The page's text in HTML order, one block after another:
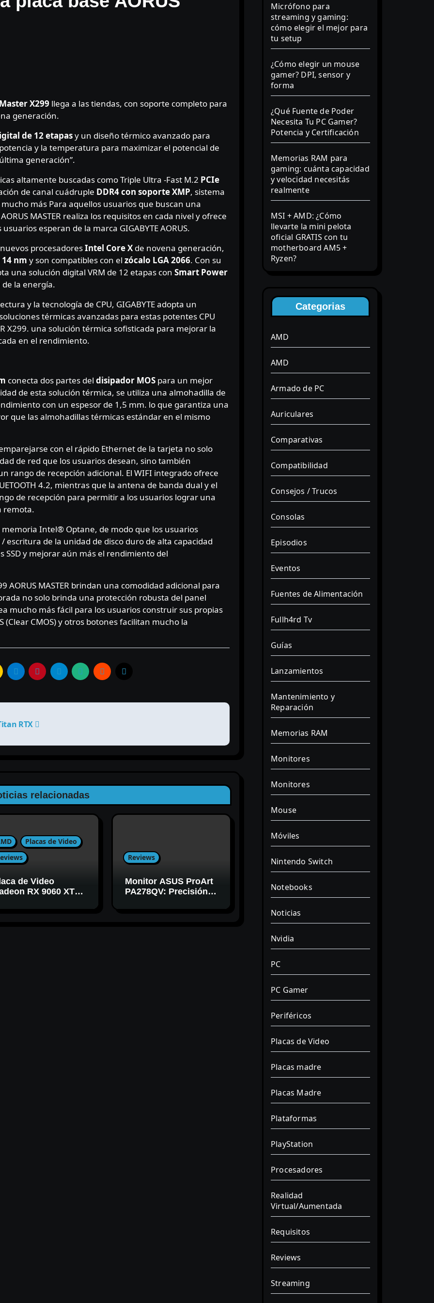
X299 llega a las tiendas, con soporte completo para
generación.
de 12 etapasy un diseño térmico avanzado para
y la temperatura para maximizar el potencial de
generación”.
altamente buscadas como Triple Ultra -Fast M.2 PCIe
de canal cuádruple DDR4 con soporte XMP, sistema
mucho más Para aquellos usuarios que buscan una
MASTER realiza los requisitos en cada nivel y ofrece
esperan de la marca GIGABYTE AORUS.
procesadoresIntel Core X de novena generación,
14 nm y son compatibles con el zócalo LGA 2066. Con su
una solución digital VRM de 12 etapas con Smart Power
la energía.
y la tecnología de CPU, GIGABYTE adopta un
térmicas avanzadas para estas potentes CPU
X299. una solución térmica sofisticada para mejorar la
en el rendimiento.
conecta dos partes del disipador MOS para un mejor
de esta solución térmica, se utiliza una almohadilla de
con un espesor de 1,5 mm. lo que garantiza una
que las almohadillas térmicas estándar en el mismo
con el rápido Ethernet de la tarjeta no solo
de red que los usuarios desean, sino también
rango de recepción adicional. El WIFI integrado ofrece
4.2, mientras que la antena de banda dual y el
de recepción para permitir a los usuarios lograr una
remota.
Intel® Optane, de modo que los usuarios
de la unidad de disco duro de alta capacidad
SSD y mejorar aún más el rendimiento del
AORUS MASTER brindan una comodidad adicional para
no solo brinda una protección robusta del panel
mucho más fácil para los usuarios construir sus propias
(Clear CMOS) y otros botones facilitan mucho la
RTX
relacionadas
Placas de Video
de Video
RX 9060 XT
AMD RDNA 4
Reviews
Monitor ASUS ProArt
PA278QV: Precisión
Micrófono para
streaming y gaming:
cómo elegir el mejor para
tu setup
¿Cómo elegir un mouse
gamer? DPI, sensor y
forma
¿Qué Fuente de Poder
Necesita Tu PC Gamer?
Potencia y Certificación
Memorias RAM para
gaming: cuánta capacidad
y velocidad necesitás
realmente
MSI + AMD: ¿Cómo
llevarte la mini pelota
oficial GRATIS con tu
motherboard AM5 +
Ryzen?
Categorias
AMD
AMD
Armado de PC
Auriculares
Comparativas
Compatibilidad
Consejos / Trucos
Consolas
Episodios
Eventos
Fuentes de Alimentación
Fullh4rd Tv
Guías
Lanzamientos
Mantenimiento y
Reparación
Memorias RAM
Monitores
Monitores
Mouse
Móviles
Nintendo Switch
Notebooks
Noticias
Nvidia
PC
PC Gamer
Periféricos
Placas de Video
Placas madre
Placas Madre
Plataformas
PlayStation
Procesadores
Realidad
Virtual/Aumentada
Requisitos
Reviews
Streaming